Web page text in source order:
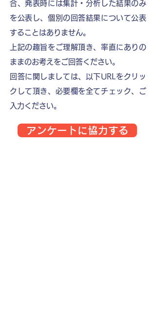
合、発表時には集計・分析した結果のみ
を公表し、個別の回答結果について公表
することはありません。
上記の趣旨をご理解頂き、率直にありの
ままのお考えをご回答ください。
回答に関しましては、以下URLをクリッ
クして頂き、必要欄を全てチェック、ご
入力ください。
アンケートに協力する